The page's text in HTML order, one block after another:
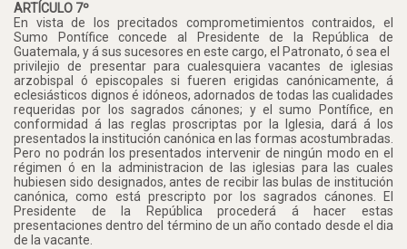
ARTÍCULO 7º
En vista de los precitados comprometimientos contraidos, el
Sumo Pontífice concede al Presidente de la República de
Guatemala, y á sus sucesores en este cargo, el Patronato, ó sea el
privilejio de presentar para cualesquiera vacantes de iglesias
arzobispal ó episcopales si fueren erigidas canónicamente, á
eclesiásticos dignos é idóneos, adornados de todas las cualidades
requeridas por los sagrados cánones; y el sumo Pontífice, en
conformidad á las reglas proscriptas por la Iglesia, dará á los
presentados la institución canónica en las formas acostumbradas.
Pero no podrán los presentados intervenir de ningún modo en el
régimen ó en la administracion de las iglesias para las cuales
hubiesen sido designados, antes de recibir las bulas de institución
canónica, como está prescripto por los sagrados cánones. El
Presidente de la República procederá á hacer estas
presentaciones dentro del término de un año contado desde el dia
de la vacante.